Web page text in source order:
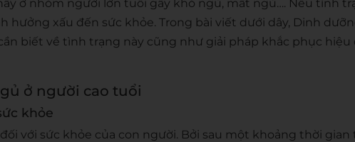
ở nhóm người lớn tuổi gây khó ngủ, mất ngủ…. Nếu tình
hưởng xấu đến sức khỏe. Trong bài viết dưới dây, Dinh
biết về tình trạng này cũng như giải pháp khắc phục hiệu
ở người cao tuổi
khỏe
với sức khỏe của con người. Bởi sau một khoảng thời gian